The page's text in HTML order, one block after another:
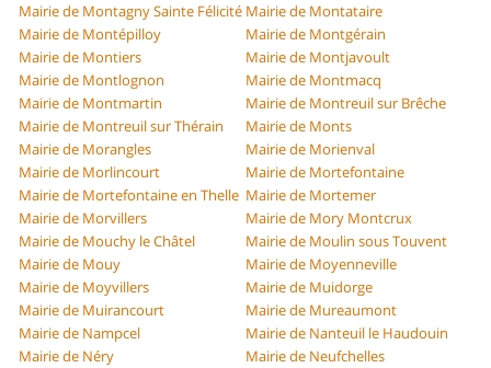
Mairie de Montagny Sainte Félicité Mairie de Montataire
Mairie de Montépilloy
Mairie de Montgérain
Mairie de Montiers
Mairie de Montjavoult
Mairie de Montlognon
Mairie de Montmacq
Mairie de Montmartin
Mairie de Montreuil sur Brêche
Mairie de Montreuil sur Thérain
Mairie de Monts
Mairie de Morangles
Mairie de Morienval
Mairie de Morlincourt
Mairie de Mortefontaine
Mairie de Mortefontaine en Thelle Mairie de Mortemer
Mairie de Morvillers
Mairie de Mory Montcrux
Mairie de Mouchy le Châtel
Mairie de Moulin sous Touvent
Mairie de Mouy
Mairie de Moyenneville
Mairie de Moyvillers
Mairie de Muidorge
Mairie de Muirancourt
Mairie de Mureaumont
Mairie de Nampcel
Mairie de Nanteuil le Haudouin
Mairie de Néry
Mairie de Neufchelles